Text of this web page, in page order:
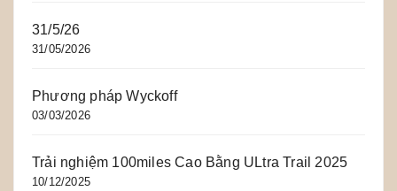
31/5/26
31/05/2026
Phương pháp Wyckoff
03/03/2026
Trải nghiệm 100miles Cao Bằng ULtra Trail 2025
10/12/2025